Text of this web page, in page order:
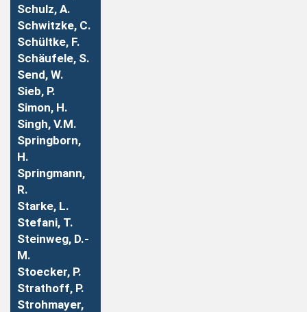
Schulz, A.
Schwitzke, C.
Schültke, F.
Schäufele, S.
Send, W.
Sieb, P.
Simon, H.
Singh, V.M.
Springborn,
H.
Springmann,
R.
Starke, L.
Stefani, T.
Steinweg, D.-
M.
Stoecker, P.
Strathoff, P.
Strohmayer,